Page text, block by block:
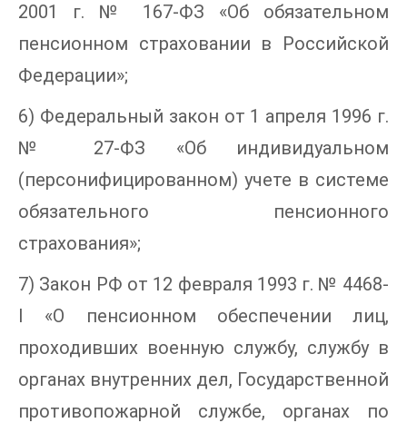
2001 г. № 167-ФЗ «Об обязательном
пенсионном страховании в Российской
Федерации»;
6) Федеральный закон от 1 апреля 1996 г.
№ 27-ФЗ «Об индивидуальном
(персонифицированном) учете в системе
обязательного пенсионного
страхования»;
7) Закон РФ от 12 февраля 1993 г. № 4468-
I «О пенсионном обеспечении лиц,
проходивших военную службу, службу в
органах внутренних дел, Государственной
противопожарной службе, органах по